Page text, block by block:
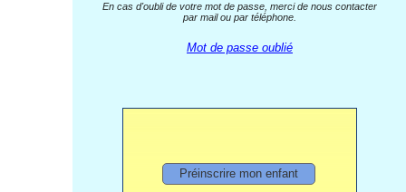
En cas d'oubli de votre mot de passe, merci de nous contacter
par mail ou par téléphone.
Mot de passe oublié
Préinscrire mon enfant